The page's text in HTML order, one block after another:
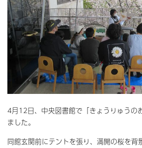
4月12日、中央図書館で「きょうりゅうの
ました。
同館玄関前にテントを張り、満開の桜を背